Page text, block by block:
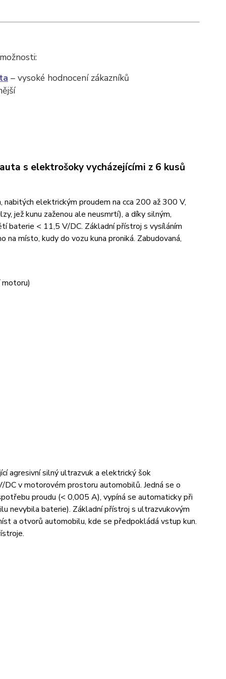
– vysoké hodnocení zákazníků
s elektrošoky vycházejícími z 6 kusů
elektrickým proudem na cca 200 až 300 V,
jež kunu zaženou ale neusmrtí), a díky silným,
baterie < 11,5 V/DC. Základní přístroj s vysíláním
na místo, kudy do vozu kuna proniká. Zabudovaná,
agresivní silný ultrazvuk a elektrický šok
v motorovém prostoru automobilů. Jedná se o
proudu (< 0,005 A), vypíná se automaticky při
nevybila baterie). Základní přístroj s ultrazvukovým
a otvorů automobilu, kde se předpokládá vstup kun.